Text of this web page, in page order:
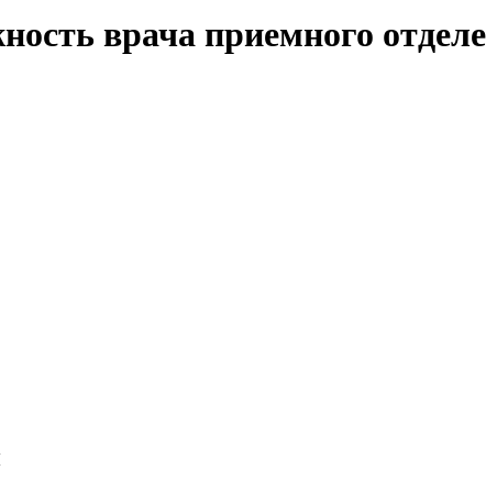
врача приемного